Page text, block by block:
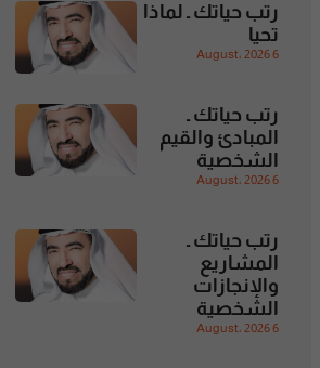
رتب حياتك ـ لماذا
تحيا
6 August، 2026
رتب حياتك ـ
المبادئ والقيم
الشخصية
6 August، 2026
رتب حياتك ـ
المشاريع
والإنجازات
الشخصية
6 August، 2026